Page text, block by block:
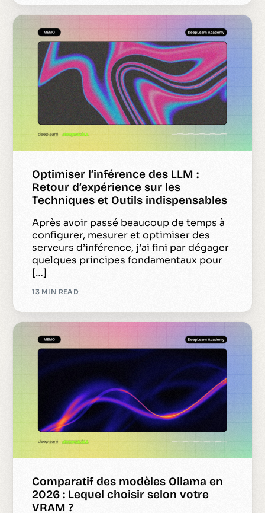
Optimiser l’inférence des LLM :
Retour d’expérience sur les
Techniques et Outils indispensables
Après avoir passé beaucoup de temps à
configurer, mesurer et optimiser des
serveurs d’inférence, j’ai fini par dégager
quelques principes fondamentaux pour
[…]
13 MIN READ
Comparatif des modèles Ollama en
2026 : Lequel choisir selon votre
VRAM ?